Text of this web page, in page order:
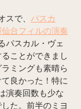
スで、 パスカ
台フィルの演奏
パスカル・ヴェ
ことができまし
ミングも素晴ら
良かった！特に
演奏回数も少な
た。前半のミヨ